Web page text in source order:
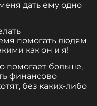
дать ему одно
помогать людям
как он и я!
помогает больше,
финансово
без каких-либо